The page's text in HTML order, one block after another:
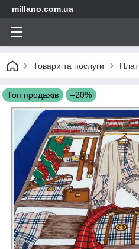
millano.com.ua
Товари та послуги
Топ продажів –20%